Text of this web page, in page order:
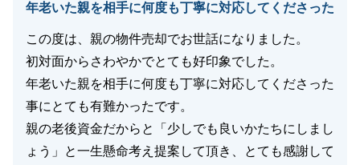
年老いた親を相手に何度も丁寧に対応してくださった
この度は、親の物件売却でお世話になりました。
初対面からさわやかでとても好印象でした。
年老いた親を相手に何度も丁寧に対応してくださった
事にとても有難かったです。
親の老後資金だからと「少しでも良いかたちにしまし
ょう」と一生懸命考え提案して頂き、とても感謝して